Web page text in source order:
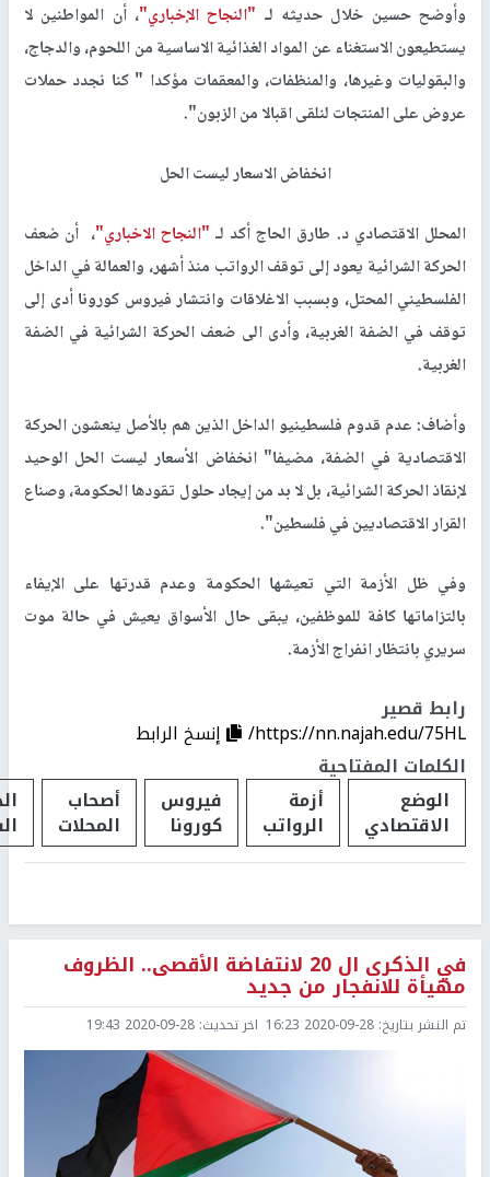
وأوضح حسين خلال حديثه لـ "النجاح الإخباري"، أن المواطنين لا
يستطيعون الاستغناء عن المواد الغذائية الاساسية من اللحوم، والدجاج،
والبقوليات وغيرها، والمنظفات، والمعقمات مؤكدا " كنا نجدد حملات
عروض على المنتجات لنلقى اقبالا من الزبون".
انخفاض الاسعار ليست الحل
المحلل الاقتصادي د. طارق الحاج أكد لـ "النجاح الاخباري"، أن ضعف
الحركة الشرائية يعود إلى توقف الرواتب منذ أشهر، والعمالة في الداخل
الفلسطيني المحتل، وبسبب الاغلاقات وانتشار فيروس كورونا أدى إلى
توقف في الضفة الغربية، وأدى الى ضعف الحركة الشرائية في الضفة
الغربية.
وأضاف: عدم قدوم فلسطينيو الداخل الذين هم بالأصل ينعشون الحركة
الاقتصادية في الضفة، مضيفا" انخفاض الأسعار ليست الحل الوحيد
لإنقاذ الحركة الشرائية، بل لا بد من إيجاد حلول تقودها الحكومة، وصناع
القرار الاقتصاديين في فلسطين".
وفي ظل الأزمة التي تعيشها الحكومة وعدم قدرتها على الإيفاء
بالتزاماتها كافة للموظفين، يبقى حال الأسواق يعيش في حالة موت
سريري بانتظار انفراج الأزمة.
رابط قصير
https://nn.najah.edu/75HL/
إنسخ الرابط
الكلمات المفتاحية
الوضع
الاقتصادي
أزمة
الرواتب
فيروس
كورونا
أصحاب
المحلات
في الذكرى ال 20 لانتفاضة الأقصى.. الظروف
مهيأة للانفجار من جديد
تم النشر بتاريخ: 2020-09-28 16:23 اخر تحديث: 2020-09-28 19:43